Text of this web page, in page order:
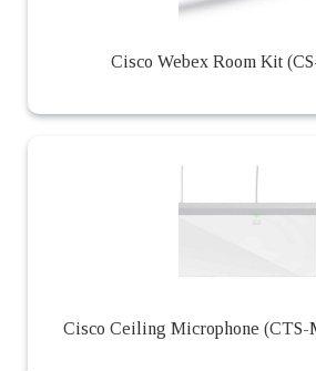
Cisco Webex Room Kit
Cisco Ceiling Microphone